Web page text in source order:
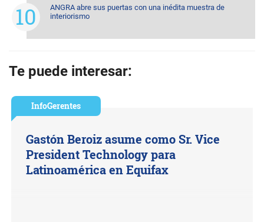
ANGRA abre sus puertas con una inédita muestra de
interiorismo
Te puede interesar:
InfoGerentes
Gastón Beroiz asume como Sr. Vice
President Technology para
Latinoamérica en Equifax